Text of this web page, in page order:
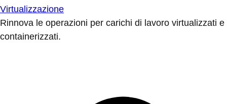
Virtualizzazione
Rinnova le operazioni per carichi di lavoro virtualizzati e
containerizzati.